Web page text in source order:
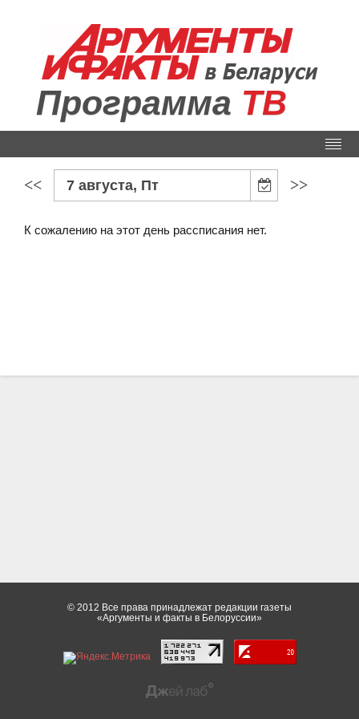
Программа ТВ
<< 7 августа, Пт >>
К сожалению на этот день рассписания нет.
© 2012 Все права принадлежат редакции газеты
«Аргументы и факты в Белоруссии»